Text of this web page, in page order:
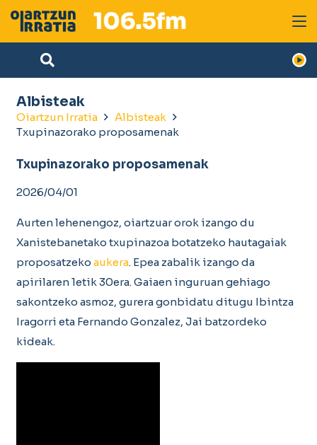
Albisteak
Oiartzun Irratia
Albisteak
Txupinazorako proposamenak
Txupinazorako proposamenak
2026/04/01
Aurten lehenengoz, oiartzuar orok izango du
Xanistebanetako txupinazoa botatzeko hautagaiak
proposatzeko aukera. Epea zabalik izango da
apirilaren 1etik 30era. Gaiaen inguruan gehiago
sakontzeko asmoz, gurera gonbidatu ditugu Ibintza
Iragorri eta Fernando Gonzalez, Jai batzordeko
kideak.